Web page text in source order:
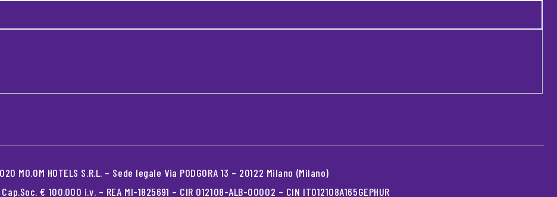
MO.OM HOTELS S.R.L. – Sede legale Via PODGORA 13 – 20122 Milano (Milano)
€ 100.000 i.v. – REA MI-1825691 – CIR 012108-ALB-00002 – CIN IT012108A165GEPHUR